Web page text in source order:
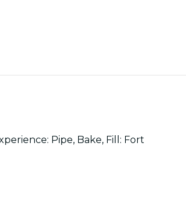
Pipe, Bake, Fill: Fort